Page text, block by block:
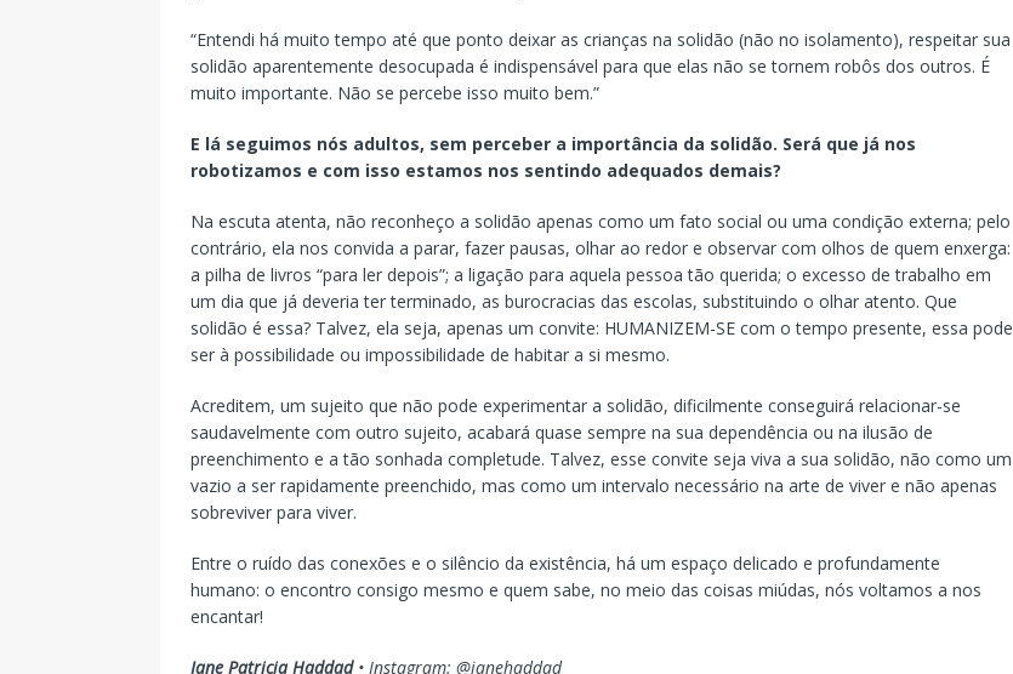
“Entendi há muito tempo até que ponto deixar as crianças na solidão (não no isolamento), respeitar sua
solidão aparentemente desocupada é indispensável para que elas não se tornem robôs dos outros. É
muito importante. Não se percebe isso muito bem.”
E lá seguimos nós adultos, sem perceber a importância da solidão. Será que já nos
robotizamos e com isso estamos nos sentindo adequados demais?
Na escuta atenta, não reconheço a solidão apenas como um fato social ou uma condição externa; pelo
contrário, ela nos convida a parar, fazer pausas, olhar ao redor e observar com olhos de quem enxerga:
a pilha de livros “para ler depois”; a ligação para aquela pessoa tão querida; o excesso de trabalho em
um dia que já deveria ter terminado, as burocracias das escolas, substituindo o olhar atento. Que
solidão é essa? Talvez, ela seja, apenas um convite: HUMANIZEM-SE com o tempo presente, essa pode
ser à possibilidade ou impossibilidade de habitar a si mesmo.
Acreditem, um sujeito que não pode experimentar a solidão, dificilmente conseguirá relacionar-se
saudavelmente com outro sujeito, acabará quase sempre na sua dependência ou na ilusão de
preenchimento e a tão sonhada completude. Talvez, esse convite seja viva a sua solidão, não como um
vazio a ser rapidamente preenchido, mas como um intervalo necessário na arte de viver e não apenas
sobreviver para viver.
Entre o ruído das conexões e o silêncio da existência, há um espaço delicado e profundamente
humano: o encontro consigo mesmo e quem sabe, no meio das coisas miúdas, nós voltamos a nos
encantar!
Jane Patricia Haddad• Instagram: @janehaddad